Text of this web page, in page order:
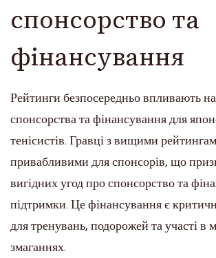
спонсорство та
фінансування
Рейтинги безпосередньо впливають
спонсорства та фінансування для
тенісистів. Гравці з вищими
привабливими для спонсорів, що
вигідних угод про спонсорство та
підтримки. Це фінансування є
для тренувань, подорожей та участі в
змаганнях.